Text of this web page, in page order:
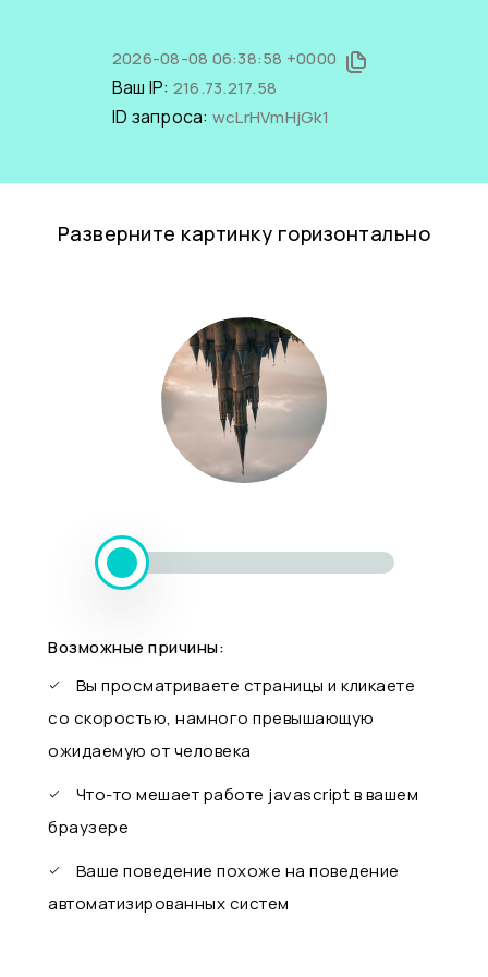
2026-08-08 06:38:58 +0000
Ваш IP: 216.73.217.58
ID запроса: wcLrHVmHjGk1
Разверните картинку горизонтально
Возможные причины:
Вы просматриваете страницы и кликаете
со скоростью, намного превышающую
ожидаемую от человека
Что-то мешает работе javascript в вашем
браузере
Ваше поведение похоже на поведение
автоматизированных систем